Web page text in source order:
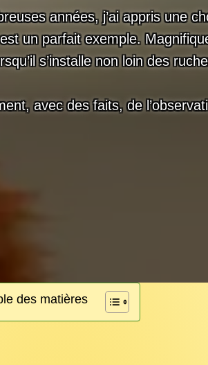
années, j’ai appris une
un parfait exemple.
s’installe non loin des
avec des faits, de
des matières